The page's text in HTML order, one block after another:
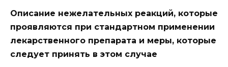
Описание нежелательных реакций, которые
проявляются при стандартном применении
лекарственного препарата и меры, которые
следует принять в этом случае